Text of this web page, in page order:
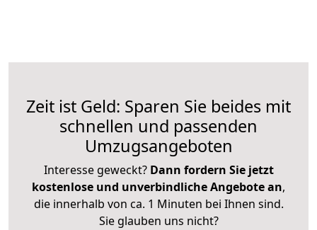
Zeit ist Geld: Sparen Sie beides mit
schnellen und passenden
Umzugsangeboten
Interesse geweckt? Dann fordern Sie jetzt
kostenlose und unverbindliche Angebote an,
die innerhalb von ca. 1 Minuten bei Ihnen sind.
Sie glauben uns nicht?